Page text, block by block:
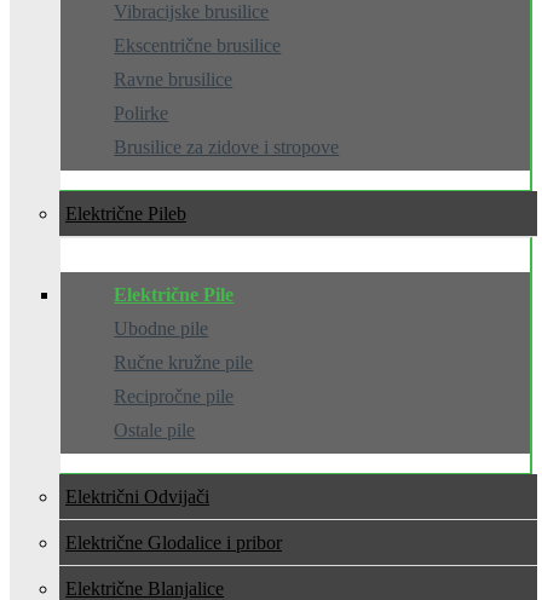
Vibracijske brusilice
Ekscentrične brusilice
Ravne brusilice
Polirke
Brusilice za zidove i stropove
Električne Pile
Električne Pile
Ubodne pile
Ručne kružne pile
Recipročne pile
Ostale pile
Električni Odvijači
Električne Glodalice i pribor
Električne Blanjalice